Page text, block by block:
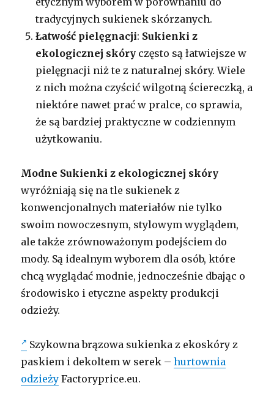
tradycyjnych sukienek skórzanych.
Łatwość pielęgnacji: Sukienki z
ekologicznej skóry często są łatwiejsze w
pielęgnacji niż te z naturalnej skóry. Wiele
z nich można czyścić wilgotną ściereczką, a
niektóre nawet prać w pralce, co sprawia,
że są bardziej praktyczne w codziennym
użytkowaniu.
Modne Sukienki z ekologicznej skóry
wyróżniają się na tle sukienek z
konwencjonalnych materiałów nie tylko
swoim nowoczesnym, stylowym wyglądem,
ale także zrównoważonym podejściem do
mody. Są idealnym wyborem dla osób, które
chcą wyglądać modnie, jednocześnie dbając o
środowisko i etyczne aspekty produkcji
odzieży.
Szykowna brązowa sukienka z ekoskóry z
paskiem i dekoltem w serek –hurtownia
odzieży Factoryprice.eu.